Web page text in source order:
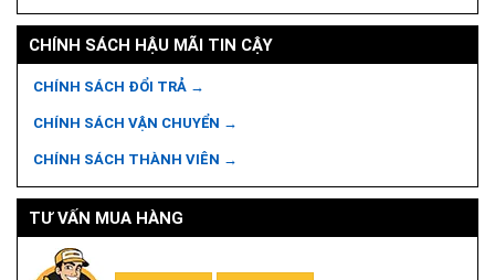
CHÍNH SÁCH HẬU MÃI TIN CẬY
CHÍNH SÁCH ĐỔI TRẢ →
CHÍNH SÁCH VẬN CHUYỂN →
CHÍNH SÁCH THÀNH VIÊN →
TƯ VẤN MUA HÀNG